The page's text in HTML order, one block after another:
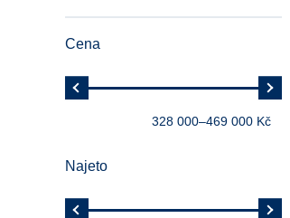
Cena
328 000–469 000 Kč
Najeto